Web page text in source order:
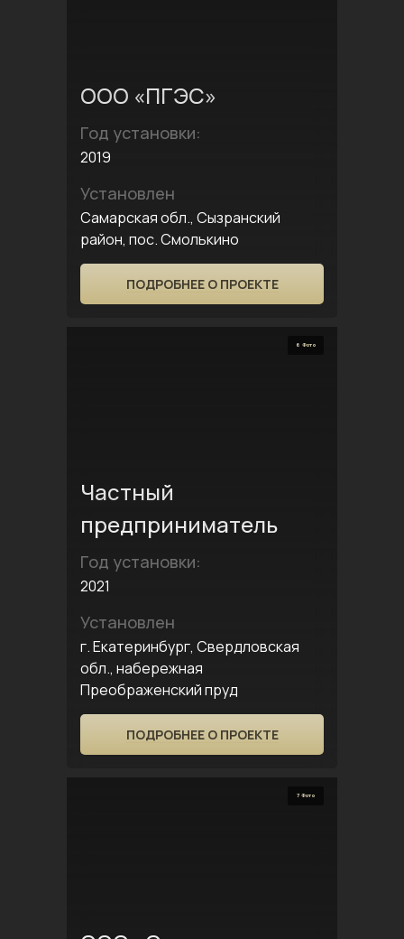
ООО «ПГЭС»
Год установки:
2019
Установлен
Самарская обл., Сызранский
район, пос. Смолькино
ПОДРОБНЕЕ О ПРОЕКТЕ
6 Фото
Частный
предприниматель
Год установки:
2021
Установлен
г. Екатеринбург, Свердловская
обл., набережная
Преображенский пруд
ПОДРОБНЕЕ О ПРОЕКТЕ
7 Фото